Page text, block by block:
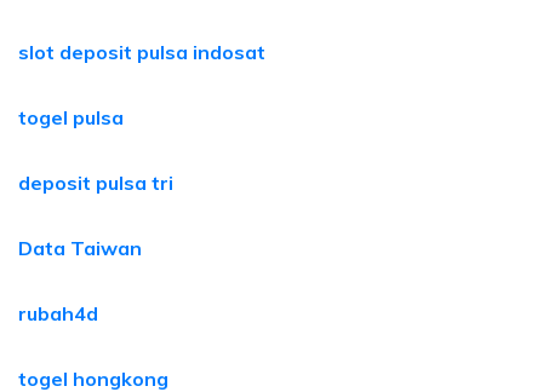
slot deposit pulsa indosat
togel pulsa
deposit pulsa tri
Data Taiwan
rubah4d
togel hongkong